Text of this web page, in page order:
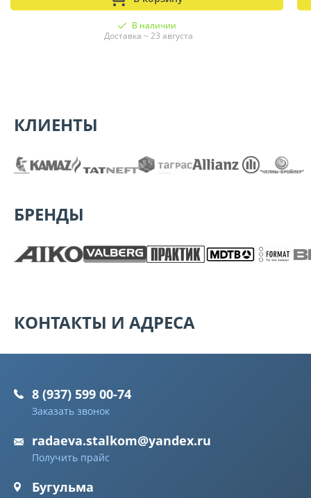
В наличии
Доставка ~ 23 августа
КЛИЕНТЫ
БРЕНДЫ
КОНТАКТЫ И АДРЕСА
8 (937) 599 00-74
Заказать звонок
radaeva.stalkom@yandex.ru
Получить прайс
Бугульма